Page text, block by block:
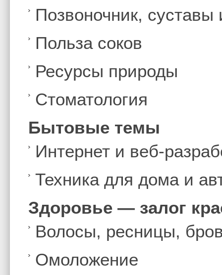
Позвоночник,
Польза соков
Ресурсы природы
Стоматология
Бытовые темы
Интернет и веб-
Техника для дома и
Здоровье — залог
Волосы, ресницы,
Омоложение